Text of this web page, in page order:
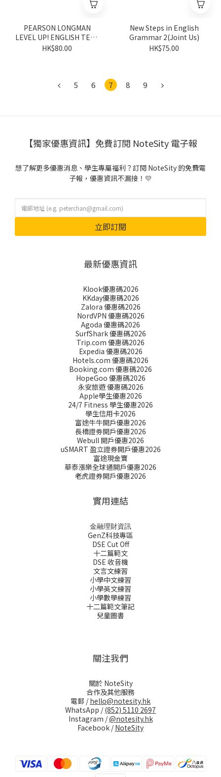
PEARSON LONGMAN
LEVEL UP! ENGLISH TEST
PAPERS 2B(Pearson
HK$80.00
New Steps in English
Grammar 2(Joint Us)
HK$75.00
5 6 7 8 9
【獨家優惠資訊】免費訂閱 NoteSity 電子報
想了解更多優惠消息、學生專屬福利？訂閱 NoteSity 的免費電
子報，優惠資訊不漏接！💛
立即訂閱
最新優惠資訊
Klook優惠碼2026
KKday優惠碼2026
Zalora 優惠碼2026
NordVPN 優惠碼2026
Agoda 優惠碼2026
SurfShark 優惠碼2026
Trip.com 優惠碼2026
Expedia 優惠碼2026
Hotels.com 優惠碼2026
Booking.com 優惠碼2026
HopeGoo 優惠碼2026
永安旅遊 優惠碼2026
Apple學生優惠2026
24/7 Fitness 學生優惠2026
學生信用卡2026
富途牛牛開戶優惠2026
長橋證劵開戶優惠2026
Webull 開戶優惠2026
uSMART 盈立證券開戶優惠2026
富途現金寶
華泰漲樂全球通開戶優惠2026
老虎證券開戶優惠2026
實用連結
金融理財資訊
GenZ科技專區
DSE Cut Off
十二篇範文
DSE 收音機
文言文練習
小學中文練習
小學英文練習
小學數學練習
十二篇範文筆記
兒童圖書
關注我們
關於 NoteSity
合作及其他服務
電郵 /hello@notesity.hk
WhatsApp /(852) 5110 2697
Instagram /@notesity.hk
Facebook /NoteSity